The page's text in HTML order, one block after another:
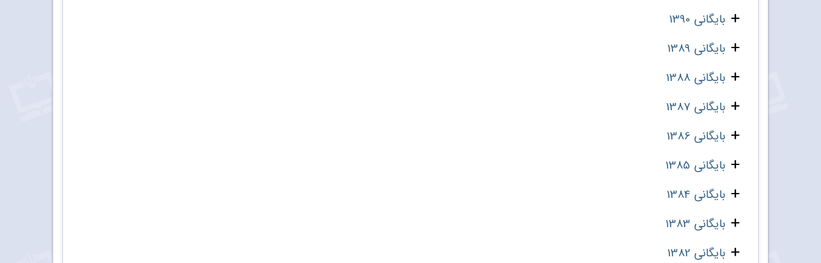
بایگانی 1390
بایگانی 1389
بایگانی 1388
بایگانی 1387
بایگانی 1386
بایگانی 1385
بایگانی 1384
بایگانی 1383
بایگانی 1382